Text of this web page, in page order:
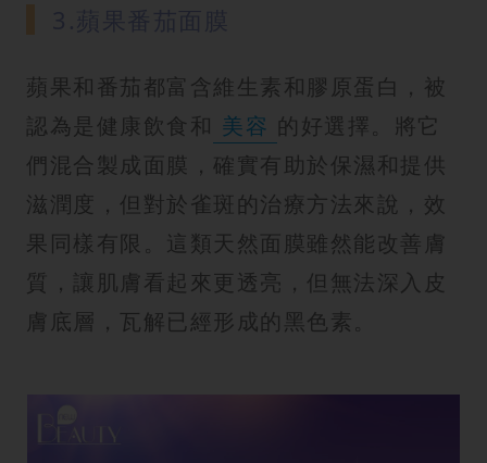
蘋果和番茄都富含維生素和膠原蛋白，被
認為是健康飲食和 美容 的好選擇。將它
們混合製成面膜，確實有助於保濕和提供
滋潤度，但對於雀斑的治療方法來說，效
果同樣有限。這類天然面膜雖然能改善膚
質，讓肌膚看起來更透亮，但無法深入皮
膚底層，瓦解已經形成的黑色素。